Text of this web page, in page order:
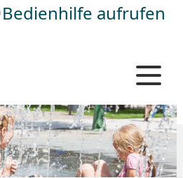
Bedienhilfe aufrufen